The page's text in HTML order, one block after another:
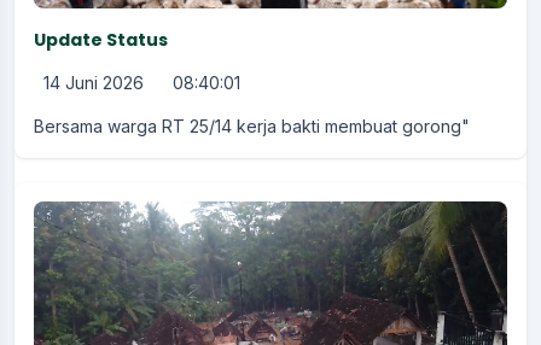
Update Status
14 Juni 2026 08:40:01
Bersama warga RT 25/14 kerja bakti membuat gorong"